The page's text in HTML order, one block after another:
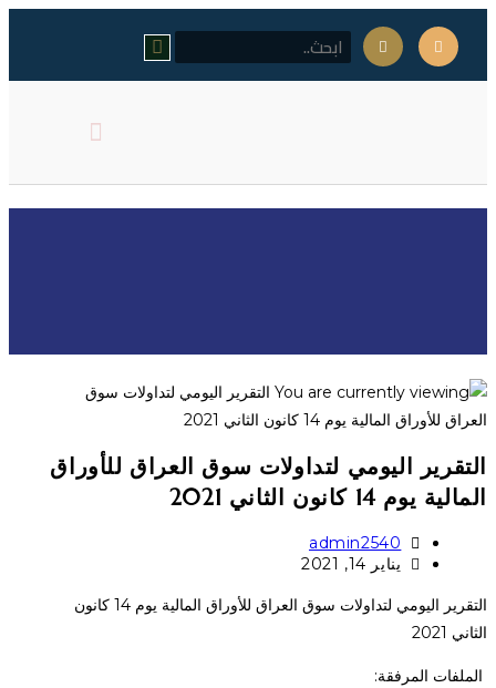
التقرير اليومي لتداولات سوق العراق للأوراق
المالية يوم 14 كانون الثاني 2021
admin2540
يناير 14, 2021
التقرير اليومي لتداولات سوق العراق للأوراق المالية يوم 14 كانون
الثاني 2021
الملفات المرفقة: